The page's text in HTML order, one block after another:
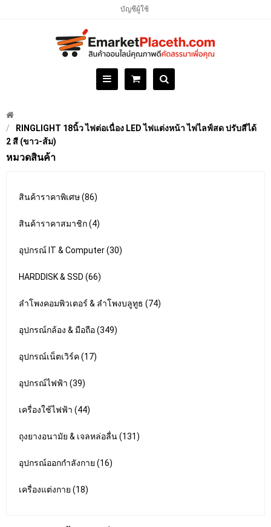
บัญชีผู้ใช้
RINGLIGHT 18นิ้ว ไฟต่อเนื่อง LED ไฟแต่งหน้า ไฟไลฟ์สด ปรับสีได้
2 สี (ขาว-ส้ม)
หมวดสินค้า
สินค้าราคาพิเศษ (86)
สินค้าราคาสมาชิก (4)
อุปกรณ์ IT & Computer (30)
HARDDISK & SSD (66)
ลำโพงคอมพิวเตอร์ & ลำโพงบลูทูธ (74)
อุปกรณ์กล้อง & มือถือ (349)
อุปกรณ์เน็ตเวิร์ค (17)
อุปกรณ์ไฟฟ้า (39)
เครื่องใช้ไฟฟ้า (44)
ถุงยางอนามัย & เจลหล่อลื่น (131)
อุปกรณ์ออกกำลังกาย (16)
เครื่องแต่งกาย (18)